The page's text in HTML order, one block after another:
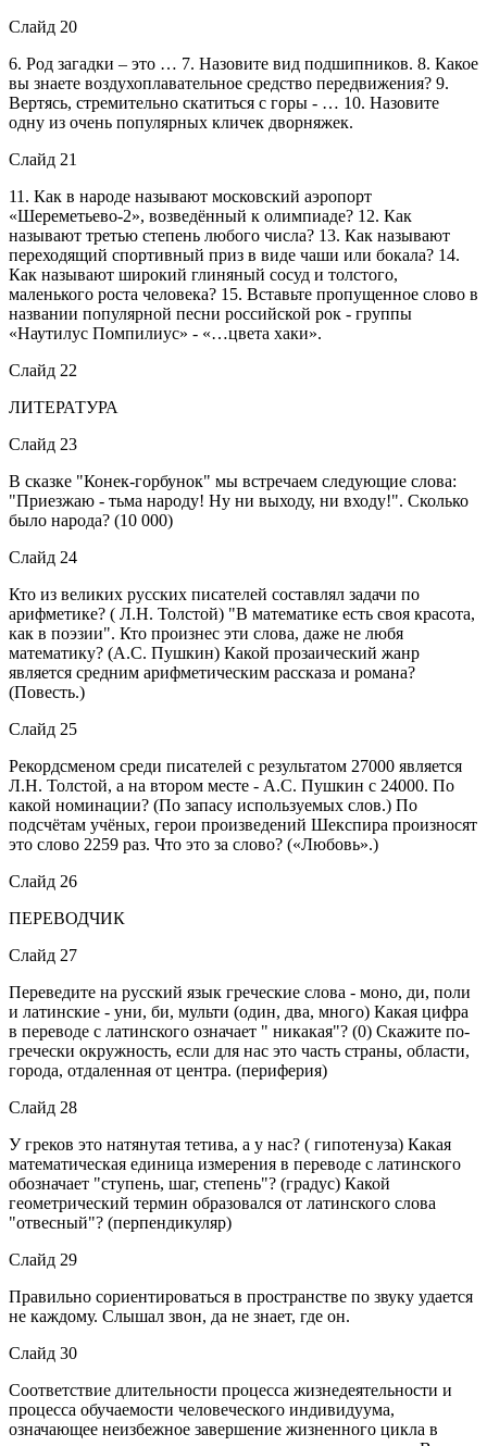
Слайд 20
6. Род загадки – это … 7. Назовите вид подшипников. 8. Какое
вы знаете воздухоплавательное средство передвижения? 9.
Вертясь, стремительно скатиться с горы - … 10. Назовите
одну из очень популярных кличек дворняжек.
Слайд 21
11. Как в народе называют московский аэропорт
«Шереметьево-2», возведённый к олимпиаде? 12. Как
называют третью степень любого числа? 13. Как называют
переходящий спортивный приз в виде чаши или бокала? 14.
Как называют широкий глиняный сосуд и толстого,
маленького роста человека? 15. Вставьте пропущенное слово в
названии популярной песни российской рок - группы
«Наутилус Помпилиус» - «…цвета хаки».
Слайд 22
ЛИТЕРАТУРА
Слайд 23
В сказке "Конек-горбунок" мы встречаем следующие слова:
"Приезжаю - тьма народу! Ну ни выходу, ни входу!". Сколько
было народа? (10 000)
Слайд 24
Кто из великих русских писателей составлял задачи по
арифметике? ( Л.Н. Толстой) "В математике есть своя красота,
как в поэзии". Кто произнес эти слова, даже не любя
математику? (А.С. Пушкин) Какой прозаический жанр
является средним арифметическим рассказа и романа?
(Повесть.)
Слайд 25
Рекордсменом среди писателей с результатом 27000 является
Л.Н. Толстой, а на втором месте - А.С. Пушкин с 24000. По
какой номинации? (По запасу используемых слов.) По
подсчётам учёных, герои произведений Шекспира произносят
это слово 2259 раз. Что это за слово? («Любовь».)
Слайд 26
ПЕРЕВОДЧИК
Слайд 27
Переведите на русский язык греческие слова - моно, ди, поли
и латинские - уни, би, мульти (один, два, много) Какая цифра
в переводе с латинского означает " никакая"? (0) Скажите по-
гречески окружность, если для нас это часть страны, области,
города, отдаленная от центра. (периферия)
Слайд 28
У греков это натянутая тетива, а у нас? ( гипотенуза) Какая
математическая единица измерения в переводе с латинского
обозначает "ступень, шаг, степень"? (градус) Какой
геометрический термин образовался от латинского слова
"отвесный"? (перпендикуляр)
Слайд 29
Правильно сориентироваться в пространстве по звуку удается
не каждому. Слышал звон, да не знает, где он.
Слайд 30
Соответствие длительности процесса жизнедеятельности и
процесса обучаемости человеческого индивидуума,
означающее неизбежное завершение жизненного цикла в